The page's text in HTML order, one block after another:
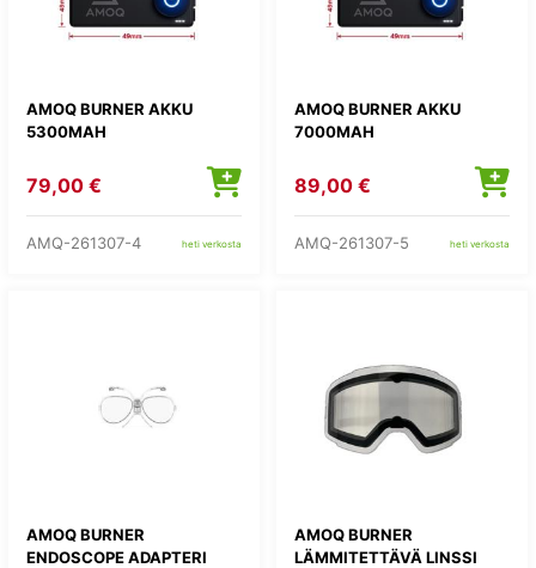
AMOQ BURNER AKKU
5300MAH
79,00 €
AMQ-261307-4 heti verkosta
AMOQ BURNER AKKU
7000MAH
89,00 €
AMQ-261307-5 heti verkosta
AMOQ BURNER
ENDOSCOPE ADAPTERI
AMOQ BURNER
LÄMMITETTÄVÄ LINSSI